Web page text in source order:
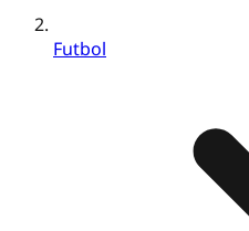
Futbol